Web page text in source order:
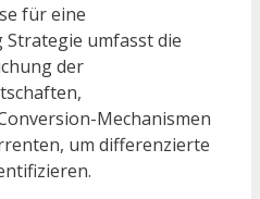
für eine
umfasst die
der
Mechanismen
um differenzierte